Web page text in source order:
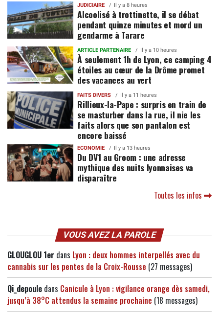
JUDICIAIRE Il y a 8 heures
Alcoolisé à trottinette, il se débat
pendant quinze minutes et mord un
gendarme à Tarare
ARTICLE PARTENAIRE Il y a 10 heures
À seulement 1h de Lyon, ce camping 4
étoiles au cœur de la Drôme promet
des vacances au vert
FAITS DIVERS Il y a 11 heures
Rillieux-la-Pape : surpris en train de
se masturber dans la rue, il nie les
faits alors que son pantalon est
encore baissé
ECONOMIE Il y a 13 heures
Du DV1 au Groom : une adresse
mythique des nuits lyonnaises va
disparaître
Toutes les infos
VOUS AVEZ LA PAROLE
GLOUGLOU 1er dans Lyon : deux hommes interpellés avec du
cannabis sur les pentes de la Croix-Rousse (27 messages)
Qi_depoule dans Canicule à Lyon : vigilance orange dès samedi,
jusqu’à 38°C attendus la semaine prochaine (18 messages)